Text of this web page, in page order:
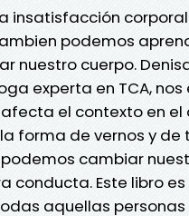
insatisfacción
podemos
nuestro cuerpo.
experta en TCA, nos
el contexto en el
forma de vernos y de
cambiar
conducta. Este libro
aquellas personas